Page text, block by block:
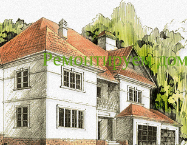
Ремонтируем